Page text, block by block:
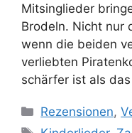
Mitsinglieder
Brodeln. Nicht nur
wenn die beiden
verliebten
schärfer ist als
Kategorien
Rezensionen,
Schlagwörter